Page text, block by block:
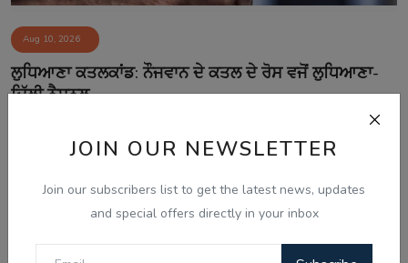
JOIN OUR NEWSLETTER
Join our subscribers list to get the latest news, updates
and special offers directly in your inbox
Aug 10, 2026
ਲੁਧਿਆਣਾ ਕਤਲਕਾਂਡ: ਨੌਜਵਾਨ ਦੇ ਕਤਲ ਦੇ ਰੋਸ ਵਜੋਂ ਲੁਧਿਆਣਾ-
ਦਿੱਲੀ ਨੈਸ਼ਨਲ ...